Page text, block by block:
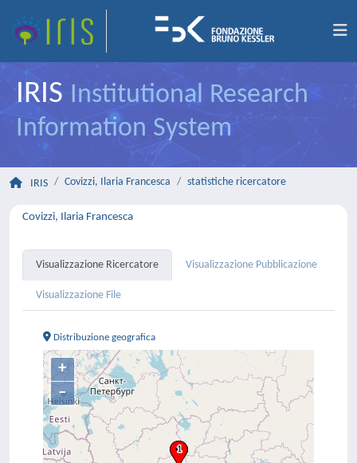
IRIS Institutional Research
Information System
IRIS Covizzi, Ilaria Francesca statistiche ricercatore
Covizzi, Ilaria Francesca
Visualizzazione Ricercatore Visualizzazione Pubblicazione
Visualizzazione File
Distribuzione geografica
+
–